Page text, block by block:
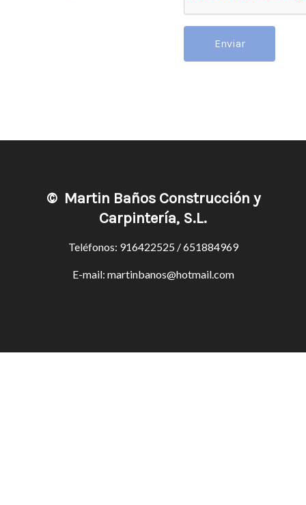
Enviar
© Martin Baños Construcción y
Carpintería, S.L.
Teléfonos: 916422525 /651884969
E-mail: martinbanos@hotmail.com